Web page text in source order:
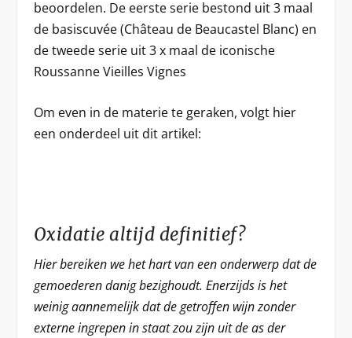
beoordelen. De eerste serie bestond uit 3 maal
de basiscuvée (Château de Beaucastel Blanc) en
de tweede serie uit 3 x maal de iconische
Roussanne Vieilles Vignes
Om even in de materie te geraken, volgt hier
een onderdeel uit dit artikel:
Oxidatie altijd definitief?
Hier bereiken we het hart van een onderwerp dat de
gemoederen danig bezighoudt. Enerzijds is het
weinig aannemelijk dat de getroffen wijn zonder
externe ingrepen in staat zou zijn uit de as der